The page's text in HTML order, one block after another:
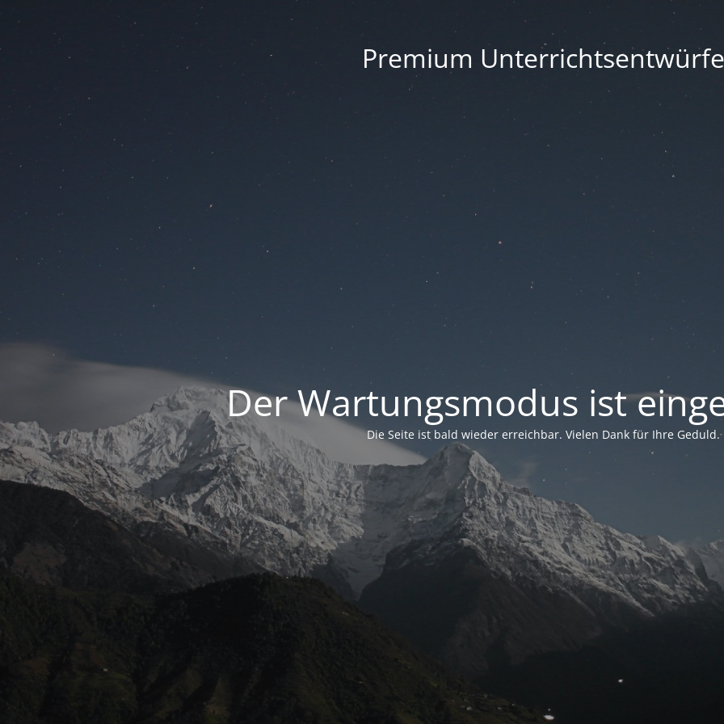
Premium Unterrichtsentwürfe
Der Wartungsmodus ist
Die Seite ist bald wieder erreichbar. Vielen Dank für Ihre Geduld.